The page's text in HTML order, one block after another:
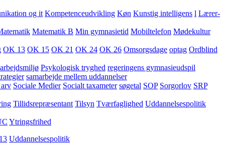
og it Kompetenceudvikling Køn Kunstig intelligens l Lærer-
Matematik B Min gymnasietid Mobiltelefon Mødekultur
OK 13 OK 15 OK 21 OK 24 OK 26 Omsorgsdage optag Ordblind
Psykologisk tryghed regeringens gymnasieudspil
samarbejde mellem uddannelser
Sociale Medier Socialt taxameter søgetal SOP Sorgorlov SRP
Tillidsrepræsentant Tilsyn Tværfaglighed Uddannelsespolitik
Ytringsfrihed
Uddannelsespolitik